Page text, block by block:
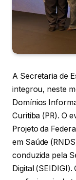
A Secretaria de
integrou, neste
Domínios
Curitiba (PR). O
Projeto da
em Saúde
conduzida pela
Digital